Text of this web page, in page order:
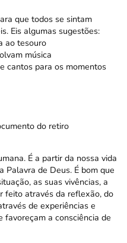
que todos se sintam
Eis algumas sugestões:
ao tesouro
música
cantos para os momentos
do retiro
É a partir da nossa vida
Palavra de Deus. É bom que
as suas vivências, a
feito através da reflexão, do
de experiências e
favoreçam a consciência de